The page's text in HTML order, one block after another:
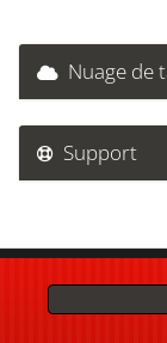
Nuage de
Support